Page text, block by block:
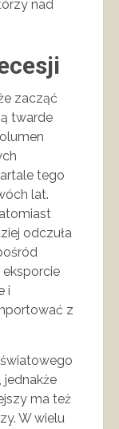
nad
zacząć
twarde
tego
lat.
odczuła
eksporcie
i
z
jednakże
ma też
W wielu